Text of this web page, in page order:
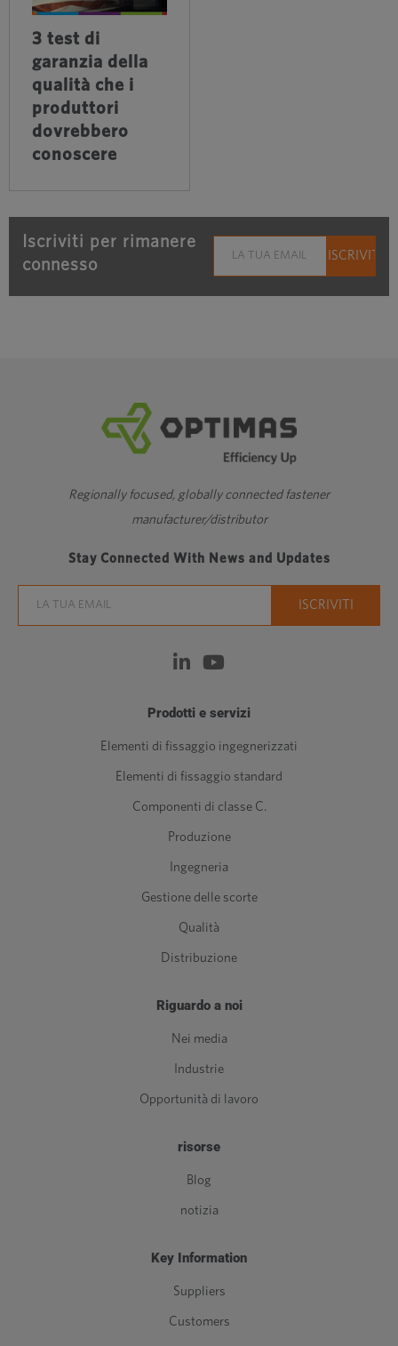
3 test di
garanzia della
qualità che i
produttori
dovrebbero
conoscere
Iscriviti per rimanere
connesso
Regionally focused, globally connected fastener
manufacturer/distributor
Stay Connected With News and Updates
Prodotti e servizi
Elementi di fissaggio ingegnerizzati
Elementi di fissaggio standard
Componenti di classe C.
Produzione
Ingegneria
Gestione delle scorte
Qualità
Distribuzione
Riguardo a noi
Nei media
Industrie
Opportunità di lavoro
risorse
Blog
notizia
Key Information
Suppliers
Customers